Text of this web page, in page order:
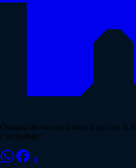
Ostigard diventa papà dopo il gol con la
è incredibile"